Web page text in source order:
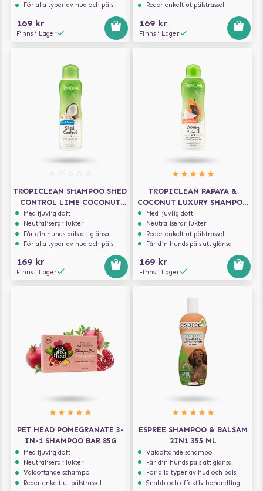
För alla typer av hud och päls
169 kr
Finns i Lager
Reder enkelt ut pälstrassel
169 kr
Finns i Lager
TROPICLEAN SHAMPOO SHED
CONTROL LIME COCONUT
355ML
Med ljuvlig doft
Neutraliserar lukter
Får din hunds päls att glänsa
För alla typer av hud och päls
169 kr
Finns i Lager
TROPICLEAN PAPAYA &
COCONUT LUXURY SHAMPOO
& BALSAM 2IN1 355 ML
Med ljuvlig doft
Neutraliserar lukter
Reder enkelt ut pälstrassel
Får din hunds päls att glänsa
169 kr
Finns i Lager
PET HEAD POMEGRANATE 3-
IN-1 SHAMPOO BAR 85G
Med ljuvlig doft
Neutraliserar lukter
Väldoftande schampo
Reder enkelt ut pälstrassel
ESPREE SHAMPOO & BALSAM
2IN1 355 ML
Väldoftande schampo
Får din hunds päls att glänsa
För alla typer av hud och päls
Snabb och effektiv behandling